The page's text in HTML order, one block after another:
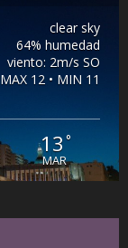
clear sky
64% humedad
viento: 2m/s SO
MAX 12 • MIN 11
13 °
MAR